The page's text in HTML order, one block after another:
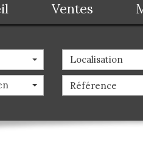
Ventes
Localisation